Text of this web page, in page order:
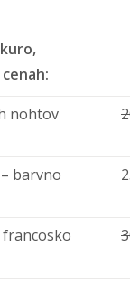
nohtov
barvno